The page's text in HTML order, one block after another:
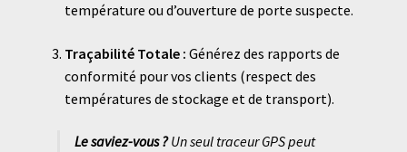
température ou d’ouverture de porte suspecte.
Traçabilité Totale : Générez des rapports de
conformité pour vos clients (respect des
températures de stockage et de transport).
Le saviez-vous ?Un seul traceur GPS peut